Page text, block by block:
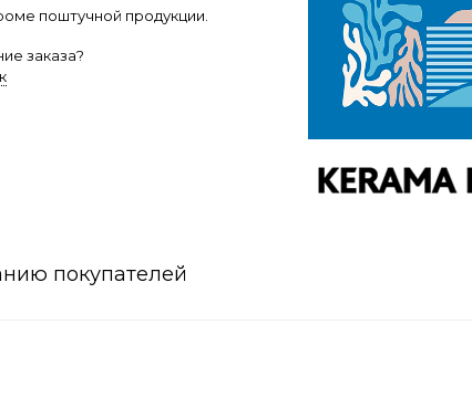
поштучной продукции.
заказа?
покупателей